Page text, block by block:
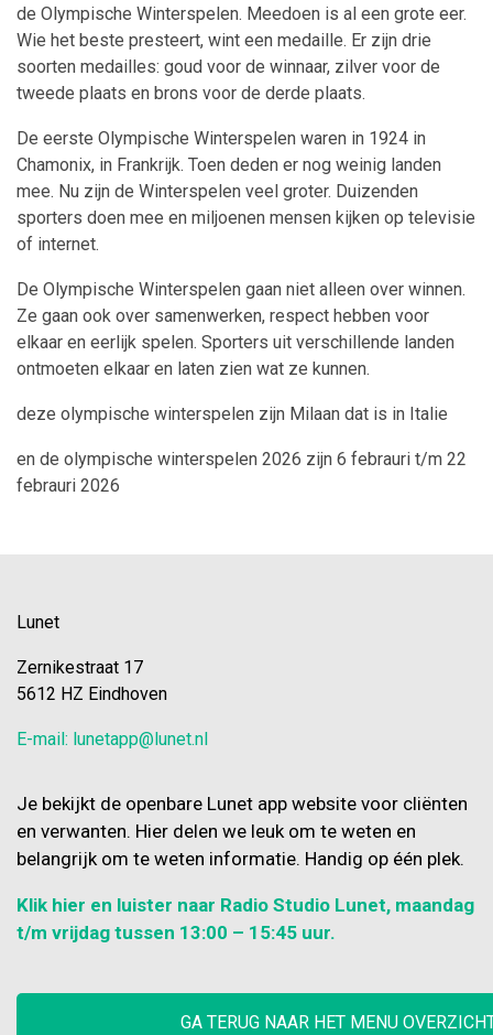
de Olympische Winterspelen. Meedoen is al een grote eer.
Wie het beste presteert, wint een medaille. Er zijn drie
soorten medailles: goud voor de winnaar, zilver voor de
tweede plaats en brons voor de derde plaats.
De eerste Olympische Winterspelen waren in 1924 in
Chamonix, in Frankrijk. Toen deden er nog weinig landen
mee. Nu zijn de Winterspelen veel groter. Duizenden
sporters doen mee en miljoenen mensen kijken op televisie
of internet.
De Olympische Winterspelen gaan niet alleen over winnen.
Ze gaan ook over samenwerken, respect hebben voor
elkaar en eerlijk spelen. Sporters uit verschillende landen
ontmoeten elkaar en laten zien wat ze kunnen.
deze olympische winterspelen zijn Milaan dat is in Italie
en de olympische winterspelen 2026 zijn 6 febrauri t/m 22
febrauri 2026
Lunet
Zernikestraat 17
5612 HZ Eindhoven
E-mail: lunetapp@lunet.nl
Je bekijkt de openbare Lunet app website voor cliënten
en verwanten. Hier delen we leuk om te weten en
belangrijk om te weten informatie. Handig op één plek.
Klik hier en luister naar Radio Studio Lunet, maandag
t/m vrijdag tussen 13:00 – 15:45 uur.
GA TERUG NAAR HET MENU